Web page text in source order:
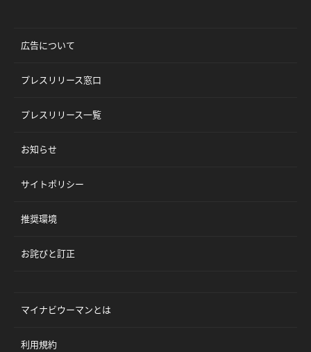
広告について
プレスリリース窓口
プレスリリース一覧
お知らせ
サイトポリシー
推奨環境
お詫びと訂正
マイナビウーマンとは
利用規約